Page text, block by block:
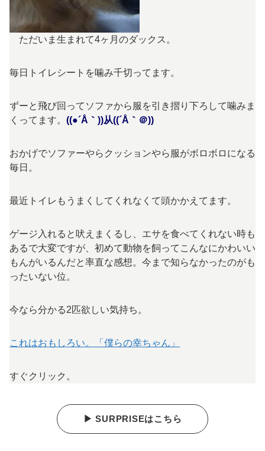
ただいま生まれて4ヶ月のダックス。
毎日トイレシートを噛み千切ってます。
ずーと飛び回ってソファから服を引き摺り下ろして噛みま
くってます。 ((●´Å｀))从((´Å｀＠))
おかげでソファーやらクッションやら服がボロボロになる
毎日。
最近トイレもうまくしてくれなくて頭かかえてます。
ゲージ入れると吠えまくるし、エサを食べてくれない時も
あるで大変ですが、初めて動物を飼ってこんなにかわいい
もんがいるんだと率直な感想。今まで知らなかったのがも
ったいない位。
今なら分かる2匹欲しい気持ち。
これはおもしろい。「僕らの幸ちゃん」
すぐクリック。
▶ SURPRISEはこちら